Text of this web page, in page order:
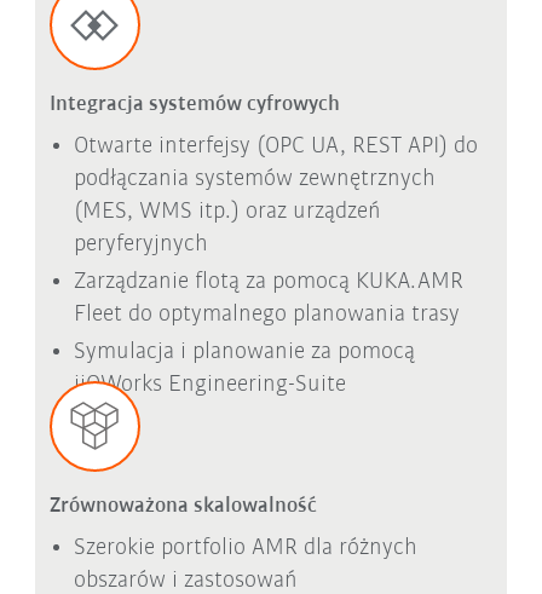
Integracja systemów cyfrowych
Otwarte interfejsy (OPC UA, REST API) do
podłączania systemów zewnętrznych
(MES, WMS itp.) oraz urządzeń
peryferyjnych
Zarządzanie flotą za pomocą KUKA.AMR
Fleet do optymalnego planowania trasy
Symulacja i planowanie za pomocą
iiQWorks Engineering-Suite
Zrównoważona skalowalność
Szerokie portfolio AMR dla różnych
obszarów i zastosowań